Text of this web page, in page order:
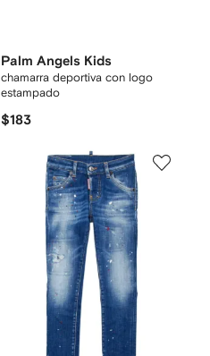
Palm Angels Kids
chamarra deportiva con logo
estampado
$183